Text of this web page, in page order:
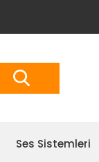
Ses Sistemleri